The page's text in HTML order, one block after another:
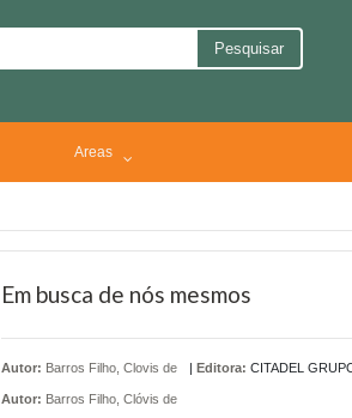
Pesquisar
Areas
Em busca de nós mesmos
Autor: Barros Filho, Clovis de
Autor: Barros Filho, Clóvis de
| Editora: CITADEL